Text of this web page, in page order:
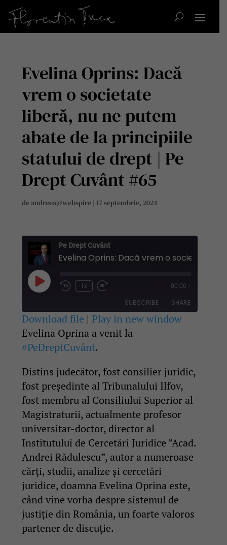
Evelina Oprins: Dacă
vrem o societate
liberă, nu ne putem
abate de la principiile
statului de drept | Pe
Drept Cuvânt #65
deandreea@webspire | 17 septembrie, 2024
Pe Drept Cuvânt
Play
Episode
Rewind
1x
Fast
seconds
00:00
SUBSCRIBE SHARE
SHARE
LINK
EMBED
Download file |Play in new window
Evelina Oprina a venit la
#PeDreptCuvânt.
Distins judecător, fost consilier juridic,
fost președinte al Tribunalului Ilfov,
fost membru al Consiliului Superior al
Magistraturii, actualmente profesor
universitar-doctor, director al
Institutului de Cercetări Juridice ”Acad.
Andrei Rădulescu”, autor a numeroase
cărți, studii, analize și cercetări
juridice, doamna Evelina Oprina este,
când vine vorba despre sistemul de
justiție din România, un foarte valoros
partener de discuție.